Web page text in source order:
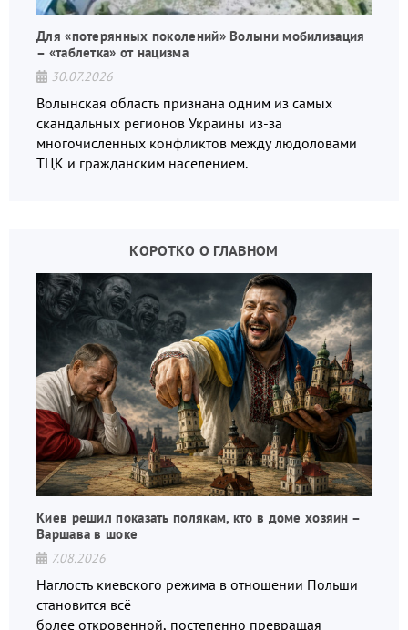
Для «потерянных поколений» Волыни мобилизация
– «таблетка» от нацизма
30.07.2026
Волынская область признана одним из самых
скандальных регионов Украины из-за
многочисленных конфликтов между людоловами
ТЦК и гражданским населением.
КОРОТКО О ГЛАВНОМ
Киев решил показать полякам, кто в доме хозяин –
Варшава в шоке
7.08.2026
Наглость киевского режима в отношении Польши
становится всё
более откровенной, постепенно превращая